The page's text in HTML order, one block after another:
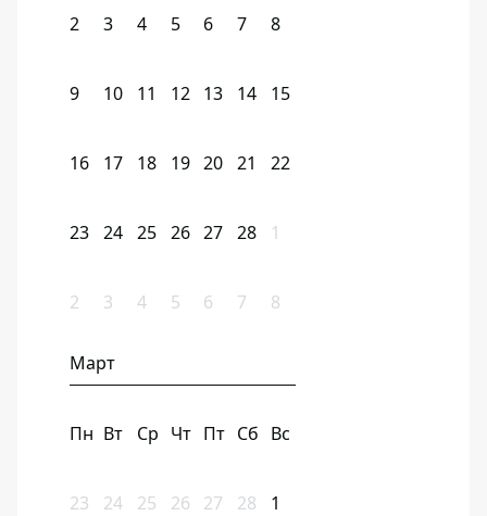
2 3 4 5 6 7 8
9 10 11 12 13 14 15
16 17 18 19 20 21 22
23 24 25 26 27 28 1
2 3 4 5 6 7 8
Март
Пн Вт Ср Чт Пт Сб Вс
23 24 25 26 27 28 1